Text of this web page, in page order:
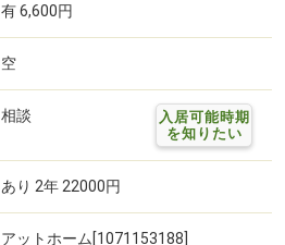
有 6,600円
空
相談
入居可能時期
を知りたい
あり 2年 22000円
アットホーム[1071153188]